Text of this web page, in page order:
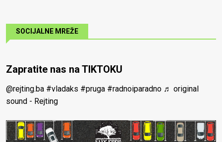
SOCIJALNE MREŽE
Zapratite nas na TIKTOKU
@rejting.ba #vladaks #pruga #radnoiparadno ♬ original
sound - Rejting